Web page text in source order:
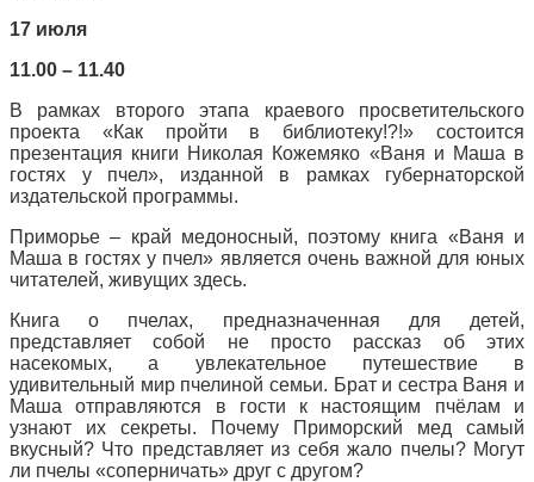
17 июля
11.00 – 11.40
В рамках второго этапа краевого просветительского
проекта «Как пройти в библиотеку!?!» состоится
презентация книги Николая Кожемяко «Ваня и Маша в
гостях у пчел», изданной в рамках губернаторской
издательской программы.
Приморье – край медоносный, поэтому книга «Ваня и
Маша в гостях у пчел» является очень важной для юных
читателей, живущих здесь.
Книга о пчелах, предназначенная для детей,
представляет собой не просто рассказ об этих
насекомых, а увлекательное путешествие в
удивительный мир пчелиной семьи. Брат и сестра Ваня и
Маша отправляются в гости к настоящим пчёлам и
узнают их секреты. Почему Приморский мед самый
вкусный? Что представляет из себя жало пчелы? Могут
ли пчелы «соперничать» друг с другом?